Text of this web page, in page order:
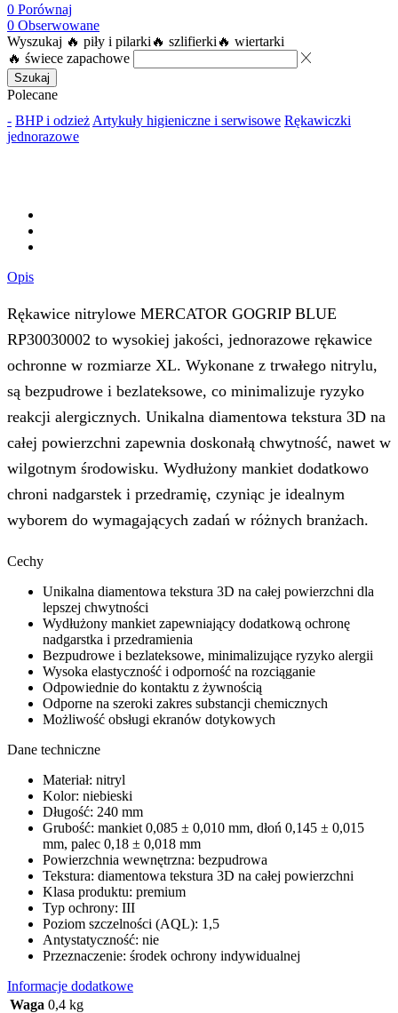
0 Porównaj
0 Obserwowane
Wyszukaj 🔥 piły i pilarki 🔥 szlifierki 🔥 wiertarki
🔥 świece zapachowe
Szukaj
Polecane
- BHP i odzież Artykuły higieniczne i serwisowe Rękawiczki
jednorazowe
Opis
Rękawice nitrylowe MERCATOR GOGRIP BLUE
RP30030002 to wysokiej jakości, jednorazowe rękawice
ochronne w rozmiarze XL. Wykonane z trwałego nitrylu,
są bezpudrowe i bezlateksowe, co minimalizuje ryzyko
reakcji alergicznych. Unikalna diamentowa tekstura 3D na
całej powierzchni zapewnia doskonałą chwytność, nawet w
wilgotnym środowisku. Wydłużony mankiet dodatkowo
chroni nadgarstek i przedramię, czyniąc je idealnym
wyborem do wymagających zadań w różnych branżach.
Cechy
Unikalna diamentowa tekstura 3D na całej powierzchni dla
lepszej chwytności
Wydłużony mankiet zapewniający dodatkową ochronę
nadgarstka i przedramienia
Bezpudrowe i bezlateksowe, minimalizujące ryzyko alergii
Wysoka elastyczność i odporność na rozciąganie
Odpowiednie do kontaktu z żywnością
Odporne na szeroki zakres substancji chemicznych
Możliwość obsługi ekranów dotykowych
Dane techniczne
Materiał: nitryl
Kolor: niebieski
Długość: 240 mm
Grubość: mankiet 0,085 ± 0,010 mm, dłoń 0,145 ± 0,015
mm, palec 0,18 ± 0,018 mm
Powierzchnia wewnętrzna: bezpudrowa
Tekstura: diamentowa tekstura 3D na całej powierzchni
Klasa produktu: premium
Typ ochrony: III
Poziom szczelności (AQL): 1,5
Antystatyczność: nie
Przeznaczenie: środek ochrony indywidualnej
Informacje dodatkowe
Waga 0,4 kg